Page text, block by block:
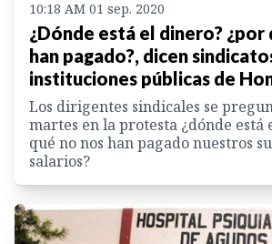
10:18 AM 01 sep. 2020
¿Dónde está el dinero? ¿por
han pagado?, dicen
instituciones públicas de
Los dirigentes sindicales se
martes en la protesta ¿dónde está
qué no nos han pagado nuestros
salarios?